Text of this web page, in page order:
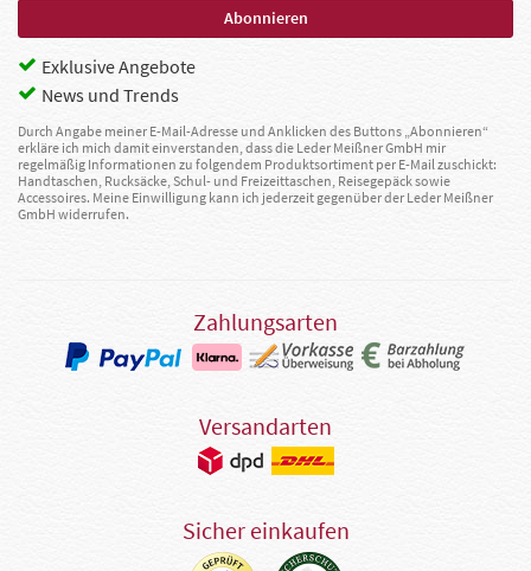
Exklusive Angebote
News und Trends
Durch Angabe meiner E-Mail-Adresse und Anklicken des Buttons „Abonnieren“
erkläre ich mich damit einverstanden, dass die Leder Meißner GmbH mir
regelmäßig Informationen zu folgendem Produktsortiment per E-Mail zuschickt:
Handtaschen, Rucksäcke, Schul- und Freizeittaschen, Reisegepäck sowie
Accessoires. Meine Einwilligung kann ich jederzeit gegenüber der Leder Meißner
GmbH widerrufen.
Zahlungsarten
Versandarten
Sicher einkaufen